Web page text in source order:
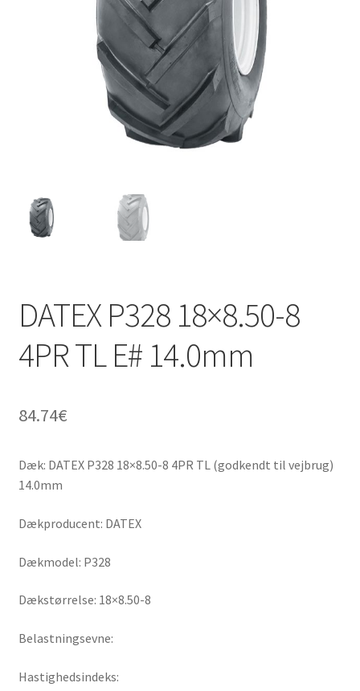
DATEX P328 18×8.50-8
4PR TL E# 14.0mm
84.74€
Dæk: DATEX P328 18×8.50-8 4PR TL (godkendt til vejbrug)
14.0mm
Dækproducent: DATEX
Dækmodel: P328
Dækstørrelse: 18×8.50-8
Belastningsevne:
Hastighedsindeks: